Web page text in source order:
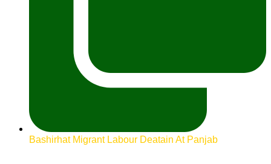
Bashirhat Migrant Labour Deatain At Panjab